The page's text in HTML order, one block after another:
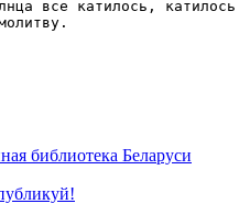
библиотека Беларуси